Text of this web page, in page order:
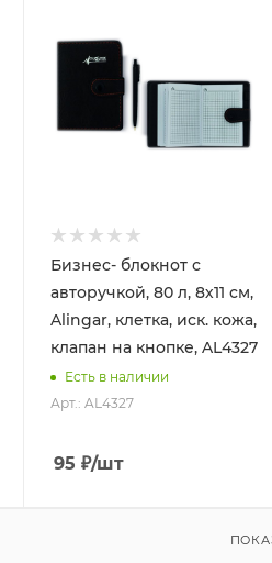
Бизнес- блокнот с
авторучкой, 80 л, 8х11 см,
Alingar, клетка, иск. кожа,
клапан на кнопке, AL4327
Есть в наличии
Арт.: AL4327
95 ₽/шт